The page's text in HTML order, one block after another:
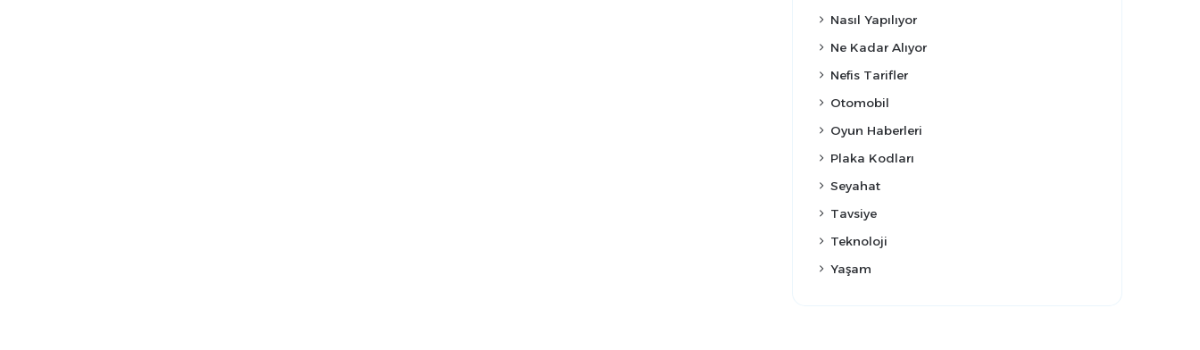
Nasıl Yapılıyor
Ne Kadar Alıyor
Nefis Tarifler
Otomobil
Oyun Haberleri
Plaka Kodları
Seyahat
Tavsiye
Teknoloji
Yaşam